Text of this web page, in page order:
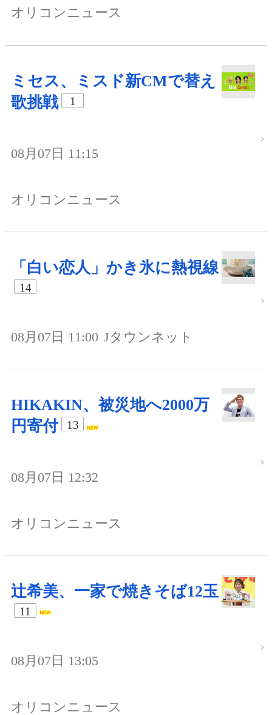
オリコンニュース
ミセス、ミスド新CMで替え
歌挑戦
1
08月07日 11:15
オリコンニュース
「白い恋人」かき氷に熱視線
14
08月07日 11:00 Jタウンネット
HIKAKIN、被災地へ2000万
円寄付
13
08月07日 12:32
オリコンニュース
辻希美、一家で焼きそば12玉
11
08月07日 13:05
オリコンニュース